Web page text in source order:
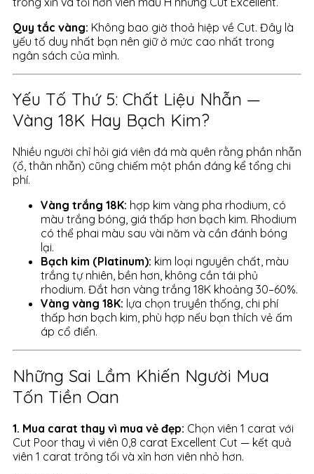
Quy tắc vàng: Không bao giờ thoả hiệp về Cut. Đây là
yếu tố duy nhất bạn nên giữ ở mức cao nhất trong
ngân sách của mình.
Yếu Tố Thứ 5: Chất Liệu Nhẫn —
Vàng 18K Hay Bạch Kim?
Nhiều người chỉ hỏi giá viên đá mà quên rằng phần nhẫn
(ổ, thân nhẫn) cũng chiếm một phần đáng kể tổng chi
phí.
Vàng trắng 18K: hợp kim vàng pha rhodium, có
màu trắng bóng, giá thấp hơn bạch kim. Rhodium
có thể phai màu sau vài năm và cần đánh bóng
lại.
Bạch kim (Platinum): kim loại nguyên chất, màu
trắng tự nhiên, bền hơn, không cần tái phủ
rhodium. Đắt hơn vàng trắng 18K khoảng 30–60%.
Vàng vàng 18K: lựa chọn truyền thống, chi phí
thấp hơn bạch kim, phù hợp nếu bạn thích vẻ ấm
áp cổ điển.
Những Sai Lầm Khiến Người Mua
Tốn Tiền Oan
1. Mua carat thay vì mua vẻ đẹp: Chọn viên 1 carat với
Cut Poor thay vì viên 0,8 carat Excellent Cut — kết quả
viên 1 carat trông tối và xỉn hơn viên nhỏ hơn.